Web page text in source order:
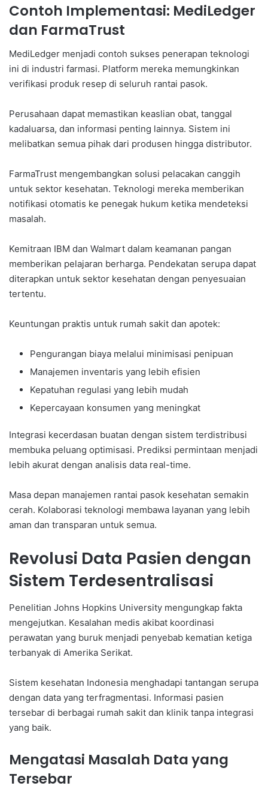
Contoh Implementasi: MediLedger
dan FarmaTrust
MediLedger menjadi contoh sukses penerapan teknologi
ini di industri farmasi. Platform mereka memungkinkan
verifikasi produk resep di seluruh rantai pasok.
Perusahaan dapat memastikan keaslian obat, tanggal
kadaluarsa, dan informasi penting lainnya. Sistem ini
melibatkan semua pihak dari produsen hingga distributor.
FarmaTrust mengembangkan solusi pelacakan canggih
untuk sektor kesehatan. Teknologi mereka memberikan
notifikasi otomatis ke penegak hukum ketika mendeteksi
masalah.
Kemitraan IBM dan Walmart dalam keamanan pangan
memberikan pelajaran berharga. Pendekatan serupa dapat
diterapkan untuk sektor kesehatan dengan penyesuaian
tertentu.
Keuntungan praktis untuk rumah sakit dan apotek:
Pengurangan biaya melalui minimisasi penipuan
Manajemen inventaris yang lebih efisien
Kepatuhan regulasi yang lebih mudah
Kepercayaan konsumen yang meningkat
Integrasi kecerdasan buatan dengan sistem terdistribusi
membuka peluang optimisasi. Prediksi permintaan menjadi
lebih akurat dengan analisis data real-time.
Masa depan manajemen rantai pasok kesehatan semakin
cerah. Kolaborasi teknologi membawa layanan yang lebih
aman dan transparan untuk semua.
Revolusi Data Pasien dengan
Sistem Terdesentralisasi
Penelitian Johns Hopkins University mengungkap fakta
mengejutkan. Kesalahan medis akibat koordinasi
perawatan yang buruk menjadi penyebab kematian ketiga
terbanyak di Amerika Serikat.
Sistem kesehatan Indonesia menghadapi tantangan serupa
dengan data yang terfragmentasi. Informasi pasien
tersebar di berbagai rumah sakit dan klinik tanpa integrasi
yang baik.
Mengatasi Masalah Data yang
Tersebar